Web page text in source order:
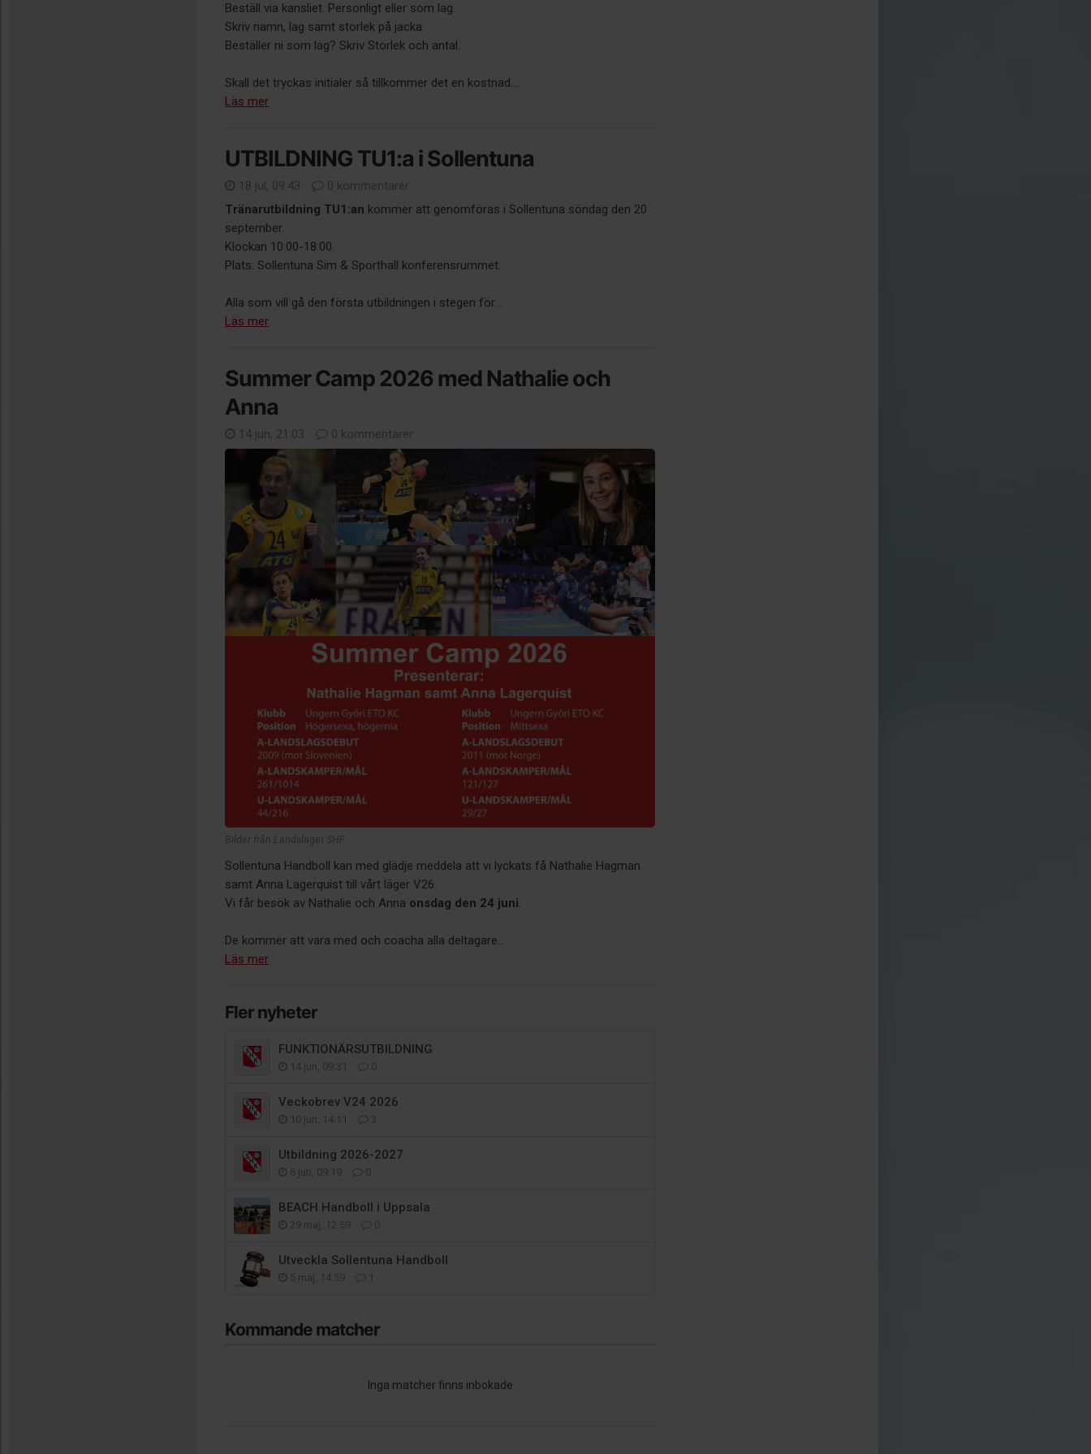
Beställ via kansliet. Personligt eller som lag.
Skriv namn, lag samt storlek på jacka.
Beställer ni som lag? Skriv Storlek och antal.
Skall det tryckas initialer så tillkommer det en kostnad....
Läs mer
UTBILDNING TU1:a i Sollentuna
18 jul, 09:43
0 kommentarer
Tränarutbildning TU1:an kommer att genomföras i Sollentuna söndag den 20
september.
Klockan 10:00-18:00.
Plats: Sollentuna Sim & Sporthall konferensrummet.
Alla som vill gå den första utbildningen i stegen för...
Läs mer
Summer Camp 2026 med Nathalie och
Anna
14 jun, 21:03 0 kommentarer
Bilder från Landslaget SHF
Sollentuna Handboll kan med glädje meddela att vi lyckats få Nathalie Hagman
samt Anna Lagerquist till vårt läger V26.
Vi får besök av Nathalie och Anna onsdag den 24 juni
De kommer att vara med och coacha alla deltagare...
Läs mer
Fler nyheter
FUNKTIONÄRSUTBILDNING
14 jun, 09:31 0
Veckobrev V24 2026
10 jun, 14:11 3
Utbildning 2026-2027
6 jun, 09:19 0
BEACH Handboll i Uppsala
29 maj, 12:59 0
Utveckla Sollentuna Handboll
5 maj, 14:59 1
Kommande matcher
Inga matcher finns inbokade